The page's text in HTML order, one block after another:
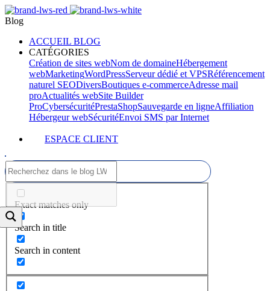
Blog
ACCUEIL BLOG
CATÉGORIES
Création de sites webNom de domaineHébergement
webMarketingWordPressServeur dédié et VPSRéférencement
naturel SEODiversBoutiques e-commerceAdresse mail
proActualités webSite Builder
ProCybersécuritéPrestaShopSauvegarde en ligneAffiliation
Hébergeur webSécuritéEnvoi SMS par Internet
ESPACE CLIENT
Exact matches only
Search in title
Search in content